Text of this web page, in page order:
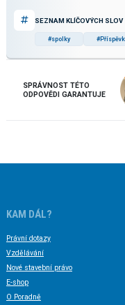
SEZNAM KLÍČOVÝCH SLOV
#spolky
SPRÁVNOST TÉTO
ODPOVĚDI GARANTUJE
KAM DÁL?
Právní dotazy
Vzdělávání
Nové stavební právo
E-shop
O Poradně